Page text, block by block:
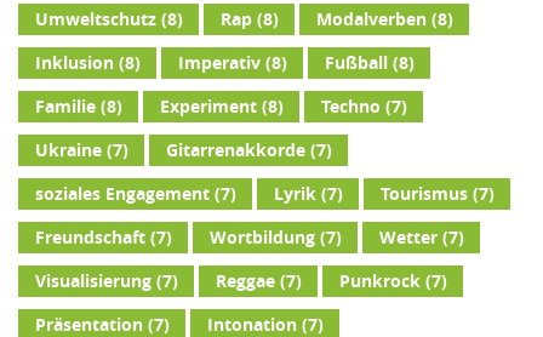
Umweltschutz(8) Rap(8) Modalverben(8)
Inklusion(8) Imperativ(8) Fußball(8)
Familie(8) Experiment(8) Techno (7)
Ukraine(7) Gitarrenakkorde(7)
soziales Engagement(7) Lyrik(7) Tourismus(7)
Freundschaft(7) Wortbildung(7) Wetter(7)
Visualisierung(7) Reggae(7) Punkrock(7)
Präsentation(7) Intonation(7)